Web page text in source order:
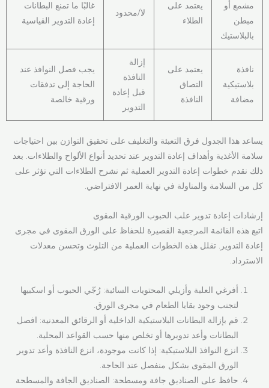
مشمع أو
مبطن
بالبلاستيك
يعتمد على
الطلاء
لا/محدود
غالبًا ما تمنع البطانات
إعادة التدوير القياسية
نافذة
بلاستيكية
مضافة
يعتمد على
التصاق
النافذة
إزالة
النافذة
قبل إعادة
التدوير
يجب فصل النوافذ عند
الحاجة إلى تدفقات
ورقية خالصة
يساعد هذا الجدول فرق التعبئة والتغليف على تحقيق التوازن بين احتياجات
سلامة الأغذية وأهداف إعادة التدوير عند تحديد أنواع الألواح والطلاءات. بعد
ذلك نقدم خطوات إعادة التدوير العملية ثم نشرح الطلاءات التي تؤثر على
كل من السلامة والمناولة في نهاية العمر الافتراضي.
إرشادات إعادة تدوير علب الحبوب الورقية المقوى
اتبع هذه القائمة المرجعية القصيرة للحفاظ على الورق المقوى في مجرى
إعادة التدوير. تقلل هذه الخطوات العملية من التلوث وتحسن معدلات
الاسترداد.
أفرغي العلبة وأزيلي المحتويات السائبة: رُجّي الحبوب أو اسكبيها
لتجنب وجود بقايا الطعام في مجرى الورق.
قم بإزالة البطانات البلاستيكية الداخلية أو الرقائق المعدنية: افصل
البطانات وأعد تدويرها أو تخلص منها حسب القواعد المحلية.
انزع النوافذ البلاستيكية: إذا كانت موجودة، انزع النافذة وأعد تدوير
الورق المقوى بشكل منفصل عند الحاجة.
حافظ على الصناديق جافة ومسطحة: الصناديق الجافة والمسطحة